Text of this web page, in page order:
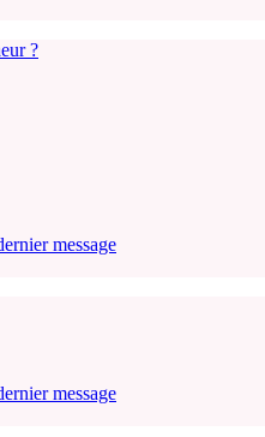
?
message
message